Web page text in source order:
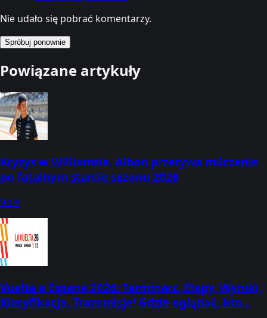
Nie udało się pobrać komentarzy.
Spróbuj ponownie
Powiązane artykuły
Kryzys w Williamsie. Albon przerywa milczenie
po fatalnym starcie sezonu 2026
9 sie
Vuelta a Espana 2026: Terminarz, Etapy, Wyniki,
Klasyfikacja, Transmisje! Gdzie oglądać, kto